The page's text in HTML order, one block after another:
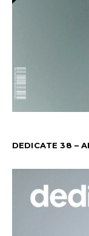
DEDICATE 38 –